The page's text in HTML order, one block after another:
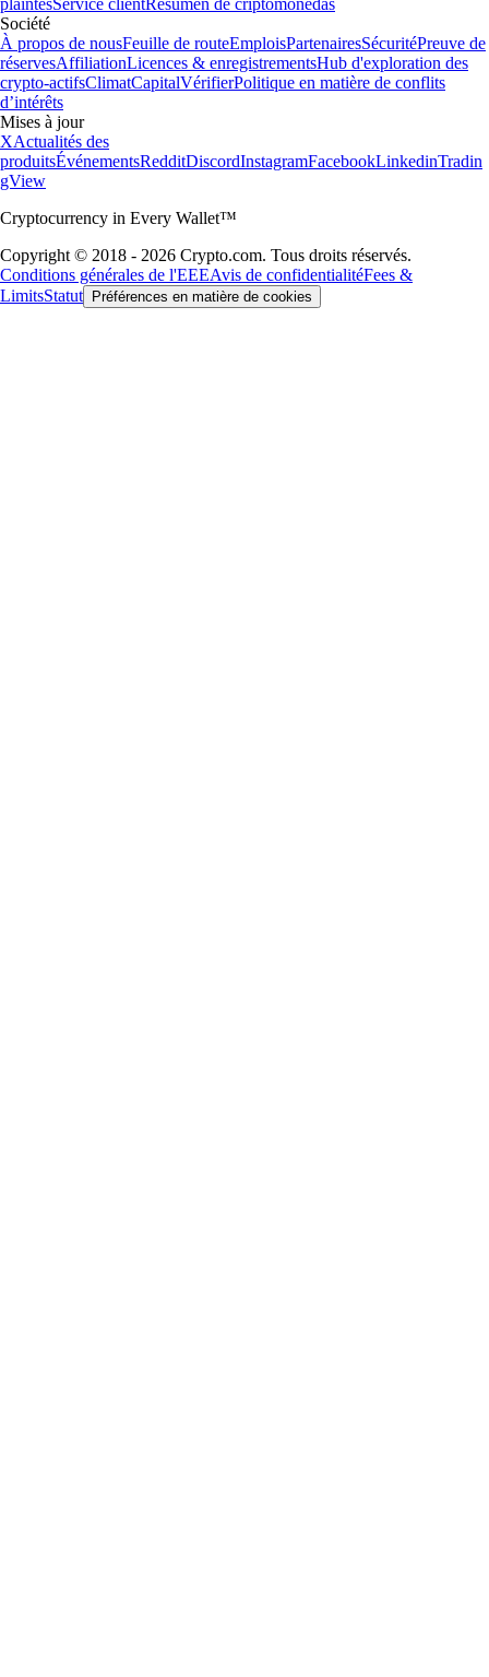
plaintesService clientResumen de criptomonedas
Société
À propos de nousFeuille de routeEmploisPartenairesSécuritéPreuve de
réservesAffiliationLicences & enregistrementsHub d'exploration des
crypto-actifsClimatCapitalVérifierPolitique en matière de conflits
d’intérêts
Mises à jour
XActualités des
produitsÉvénementsRedditDiscordInstagramFacebookLinkedinTradin
gView
Cryptocurrency in Every Wallet™
Copyright © 2018 - 2026 Crypto.com. Tous droits réservés.
Conditions générales de l'EEEAvis de confidentialitéFees &
LimitsStatut Préférences en matière de cookies